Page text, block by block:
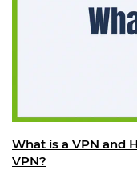
What is a VPN and
VPN?